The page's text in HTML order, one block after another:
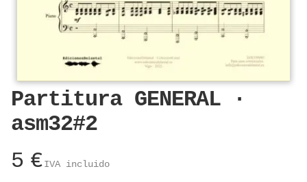
Partitura GENERAL ·
asm32#2
5 € IVA incluido